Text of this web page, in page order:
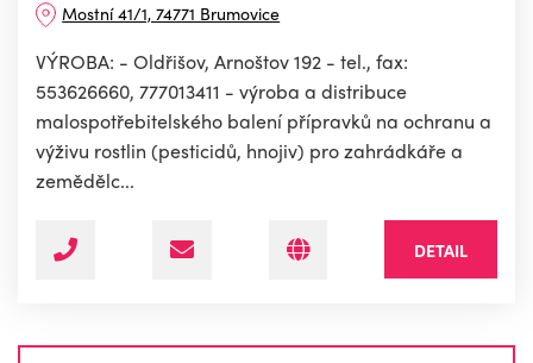
Mostní 41/1, 74771 Brumovice
VÝROBA: - Oldřišov, Arnoštov 192 - tel., fax:
553626660, 777013411 - výroba a distribuce
malospotřebitelského balení přípravků na ochranu a
výživu rostlin (pesticidů, hnojiv) pro zahrádkáře a
zemědělc...
DETAIL